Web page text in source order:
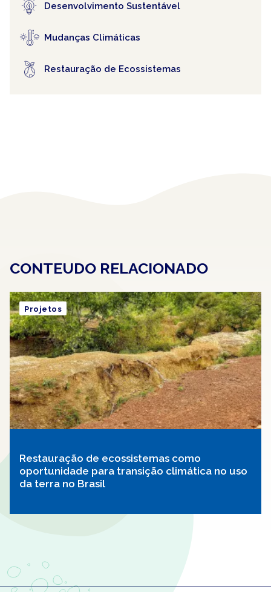
Desenvolvimento Sustentável
Mudanças Climáticas
Restauração de Ecossistemas
CONTEUDO RELACIONADO
Restauração de ecossistemas como
oportunidade para transição climática no uso
da terra no Brasil
Projetos